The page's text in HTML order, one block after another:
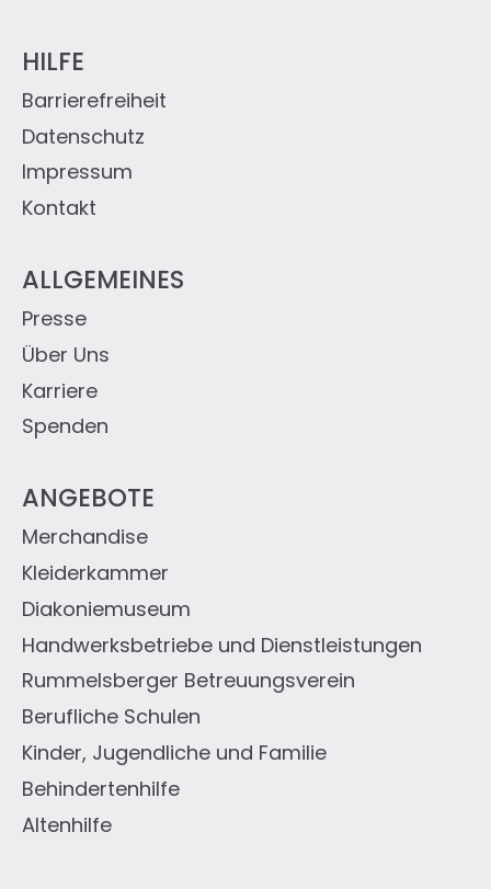
ANGEBOTE
Altenhilfe
Behindertenhilfe
Kinder, Jugendliche und Familie
Berufliche Schulen
Rummelsberger Betreuungsverein
Handwerksbetriebe und Dienstleistungen
Diakoniemuseum
Kleiderkammer
Merchandise
ALLGEMEINES
Spenden
Karriere
Über Uns
Presse
HILFE
Kontakt
Impressum
Datenschutz
Barrierefreiheit